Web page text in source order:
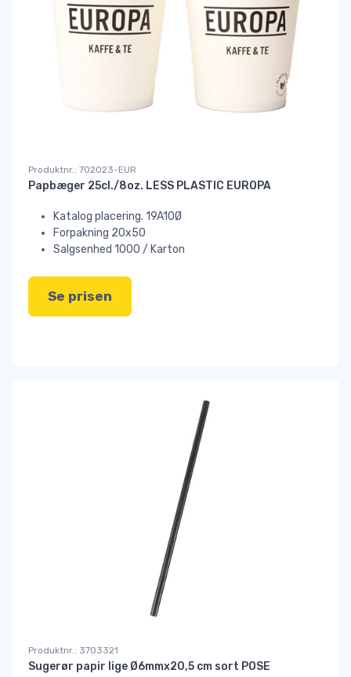
Produktnr.: 702023-EUR
Papbæger 25cl./8oz. LESS PLASTIC EUROPA
Katalog placering. 19A10Ø
Forpakning 20x50
Salgsenhed 1000 / Karton
Se prisen
Produktnr.: 3703321
Sugerør papir lige Ø6mmx20,5 cm sort POSE